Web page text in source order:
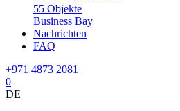
55 Objekte
Business Bay
Nachrichten
FAQ
+971 4873 2081
0
DE